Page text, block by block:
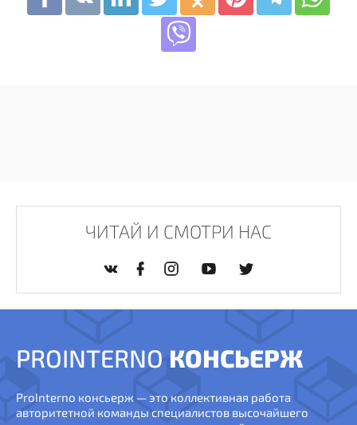
ЧИТАЙ И СМОТРИ НАС
PROINTERNO КОНСЬЕРЖ
ProInterno консьерж — это коллективная работа
авторитетной команды специалистов высочайшего